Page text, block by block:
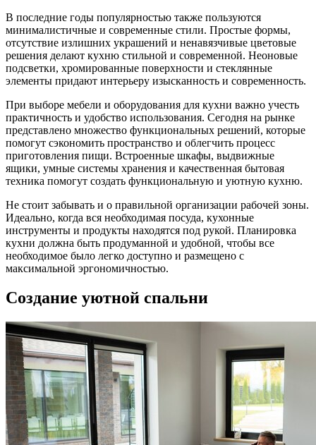
В последние годы популярностью также пользуются
минималистичные и современные стили. Простые формы,
отсутствие излишних украшений и ненавязчивые цветовые
решения делают кухню стильной и современной. Неоновые
подсветки, хромированные поверхности и стеклянные
элементы придают интерьеру изысканность и современность.
При выборе мебели и оборудования для кухни важно учесть
практичность и удобство использования. Сегодня на рынке
представлено множество функциональных решений, которые
помогут сэкономить пространство и облегчить процесс
приготовления пищи. Встроенные шкафы, выдвижные
ящики, умные системы хранения и качественная бытовая
техника помогут создать функциональную и уютную кухню.
Не стоит забывать и о правильной организации рабочей зоны.
Идеально, когда вся необходимая посуда, кухонные
инструменты и продукты находятся под рукой. Планировка
кухни должна быть продуманной и удобной, чтобы все
необходимое было легко доступно и размещено с
максимальной эргономичностью.
Создание уютной спальни